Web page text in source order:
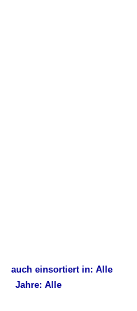
auch einsortiert in: Alle
Jahre: Alle